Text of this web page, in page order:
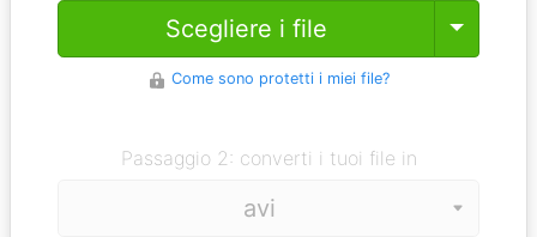
Scegliere i file Toggle
Come sono protetti i miei file?
Passaggio 2: converti i tuoi file in